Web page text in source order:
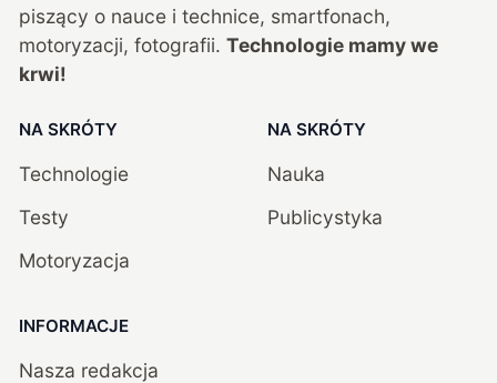
piszący o nauce i technice, smartfonach,
motoryzacji, fotografii. Technologie mamy we
krwi!
NA SKRÓTY
Technologie
Testy
Motoryzacja
NA SKRÓTY
Nauka
Publicystyka
INFORMACJE
Nasza redakcja